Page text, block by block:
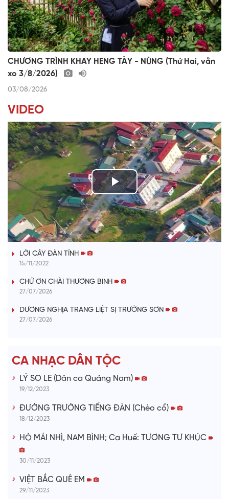
CHƯƠNG TRÌNH KHAY HENG TÀY - NÙNG (Thứ Hai, vằn
xo 3/8/2026)
03/08/2026
VIDEO
P
l
a
V
i
e
o
TIẾNG TÍNH QUÊ HƯƠNG
LỜI CÂY ĐÀN TÍNH
15/11/2022
CHỨ ƠN CHÀI THƯƠNG BINH
27/07/2026
DƯƠNG NGHỊA TRANG LIỆT SỊ TRƯỜNG SƠN
27/07/2026
CA NHẠC DÂN TỘC
LÝ SO LE (Dân ca Quảng Nam)
19/12/2023
ĐƯỜNG TRƯỜNG TIẾNG ĐÀN (Chèo cổ)
18/12/2023
HÒ MÁI NHÌ, NAM BÌNH; Ca Huế: TƯƠNG TƯ KHÚC
30/11/2023
VIỆT BẮC QUÊ EM
29/11/2023